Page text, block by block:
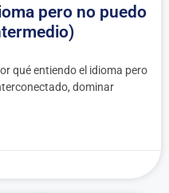
pero no puedo
qué entiendo el idioma pero
dominar